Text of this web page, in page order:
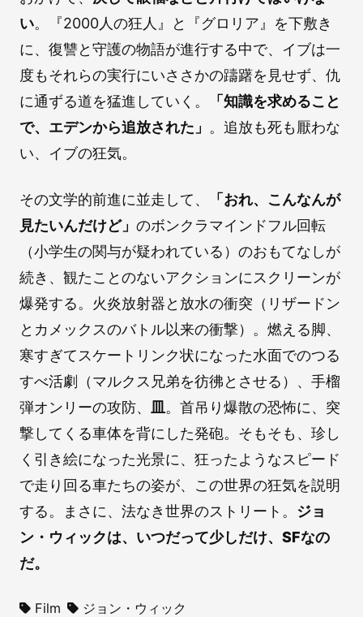
い。『2000人の狂人』と『グロリア』を下敷き
に、復讐と守護の物語が進行する中で、イブは一
度もそれらの実行にいささかの躊躇を見せず、仇
に通ずる道を猛進していく。
「知識を求めること
で、エデンから追放された」 。追放も死も厭わな
い、イブの狂気。
その文学的前進に並走して、
「おれ、こんなんが
見たいんだけど」 のボンクラマインドフル回転
（小学生の関与が疑われている）のおもてなしが
続き、観たことのないアクションにスクリーンが
爆発する。火炎放射器と放水の衝突（リザードン
とカメックスのバトル以来の衝撃）。燃える脚、
寒すぎてスケートリンク状になった水面でのつる
すべ活劇（マルクス兄弟を彷彿とさせる）、手榴
弾オンリーの攻防、
皿 。首吊り爆散の恐怖に、突
撃してくる車体を背にした発砲。そもそも、珍し
く引き絵になった光景に、狂ったようなスピード
で走り回る車たちの姿が、この世界の狂気を説明
する。まさに、法なき世界のストリート。 ジョ
ン・ウィックは、いつだって少しだけ、SFなの
だ。
Film
ジョン・ウィック